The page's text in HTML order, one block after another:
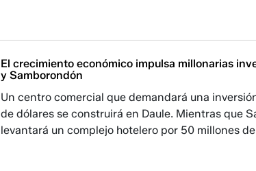
El crecimiento económico impulsa millonarias
y Samborondón
Un centro comercial que demandará una
de dólares se construirá en Daule. Mientras que
levantará un complejo hotelero por 50 millones